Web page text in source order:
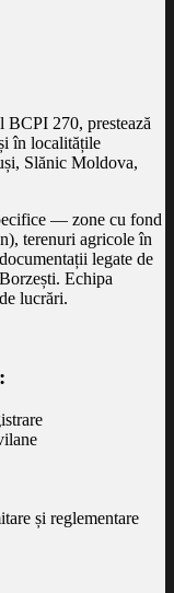
270, prestează
în localitățile
Slănic Moldova,
— zone cu fond
terenuri agricole în
legate de
Echipa
lucrări.
și reglementare